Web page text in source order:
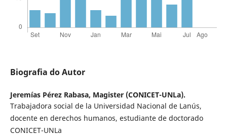
Biografia do Autor
Jeremías Pérez Rabasa, Magister (CONICET-UNLa).
Trabajadora social de la Universidad Nacional de Lanús,
docente en derechos humanos, estudiante de doctorado
CONICET-UNLa